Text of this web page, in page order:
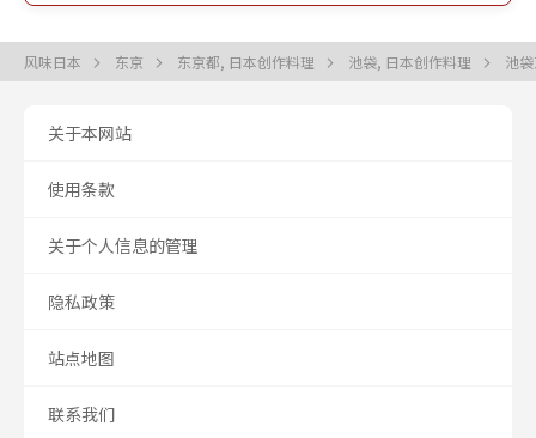
风味日本 东京 东京都, 日本创作料理 池袋, 日本创作料理 池
关于本网站
使用条款
关于个人信息的管理
隐私政策
站点地图
联系我们